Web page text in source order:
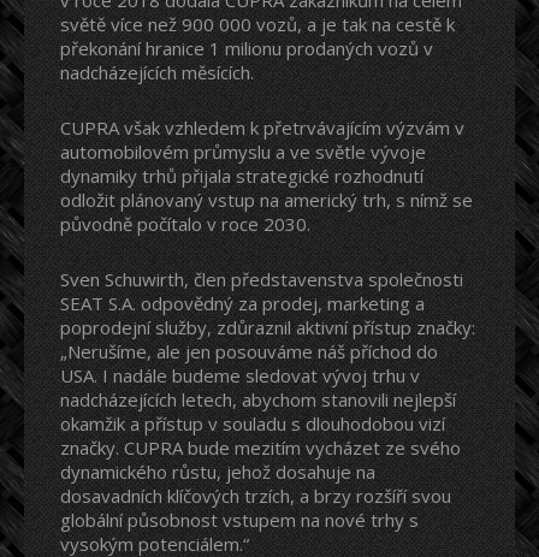
světě více než 900 000 vozů, a je tak na cestě k
překonání hranice 1 milionu prodaných vozů v
nadcházejících měsících.
CUPRA však vzhledem k přetrvávajícím výzvám v
automobilovém průmyslu a ve světle vývoje
dynamiky trhů přijala strategické rozhodnutí
odložit plánovaný vstup na americký trh, s nímž se
původně počítalo v roce 2030.
Sven Schuwirth, člen představenstva společnosti
SEAT S.A. odpovědný za prodej, marketing a
poprodejní služby, zdůraznil aktivní přístup značky:
„Nerušíme, ale jen posouváme náš příchod do
USA. I nadále budeme sledovat vývoj trhu v
nadcházejících letech, abychom stanovili nejlepší
okamžik a přístup v souladu s dlouhodobou vizí
značky. CUPRA bude mezitím vycházet ze svého
dynamického růstu, jehož dosahuje na
dosavadních klíčových trzích, a brzy rozšíří svou
globální působnost vstupem na nové trhy s
vysokým potenciálem.“